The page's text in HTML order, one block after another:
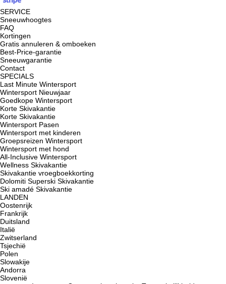
SERVICE
Sneeuwhoogtes
FAQ
Kortingen
Gratis annuleren & omboeken
Best-Price-garantie
Sneeuwgarantie
Contact
SPECIALS
Last Minute Wintersport
Wintersport Nieuwjaar
Goedkope Wintersport
Korte Skivakantie
Korte Skivakantie
Wintersport Pasen
Wintersport met kinderen
Groepsreizen Wintersport
Wintersport met hond
All-Inclusive Wintersport
Wellness Skivakantie
Skivakantie vroegboekkorting
Dolomiti Superski Skivakantie
Ski amadé Skivakantie
LANDEN
Oostenrijk
Frankrijk
Duitsland
Italië
Zwitserland
Tsjechië
Polen
Slowakije
Andorra
Slovenië